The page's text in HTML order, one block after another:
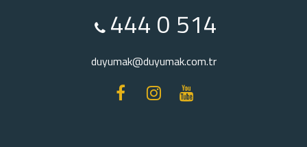
444 0 514
duyumak@duyumak.com.tr